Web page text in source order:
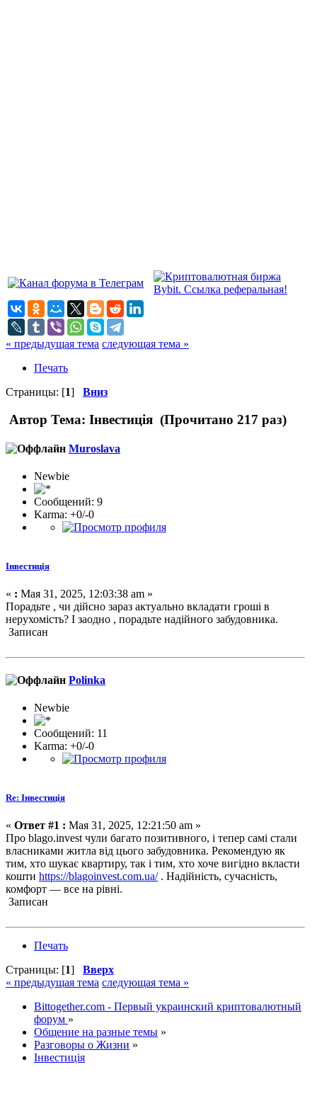
« предыдущая тема следующая тема »
Печать
Страницы: [1] Вниз
Автор Тема: Інвестиція (Прочитано 217 раз)
Muroslava
Newbie
Сообщений: 9
Karma: +0/-0
Інвестиція
« : Мая 31, 2025, 12:03:38 am »
Порадьте , чи дійсно зараз актуально вкладати гроші в
нерухомість? І заодно , порадьте надійного забудовника.
Записан
Polinka
Newbie
Сообщений: 11
Karma: +0/-0
Re: Інвестиція
« Ответ #1 : Мая 31, 2025, 12:21:50 am »
Про blago.invest чули багато позитивного, і тепер самі стали
власниками житла від цього забудовника. Рекомендую як
тим, хто шукає квартиру, так і тим, хто хоче вигідно вкласти
кошти https://blagoinvest.com.ua/. Надійність, сучасність,
комфорт — все на рівні.
Записан
Печать
Страницы: [1] Вверх
« предыдущая тема следующая тема »
Bittogether.com - Первый украинский криптовалютный
форум »
Общение на разные темы »
Разговоры о Жизни »
Інвестиція